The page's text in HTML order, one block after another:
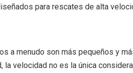
para rescates de alta
a menudo son más pequeños y
velocidad no es la única